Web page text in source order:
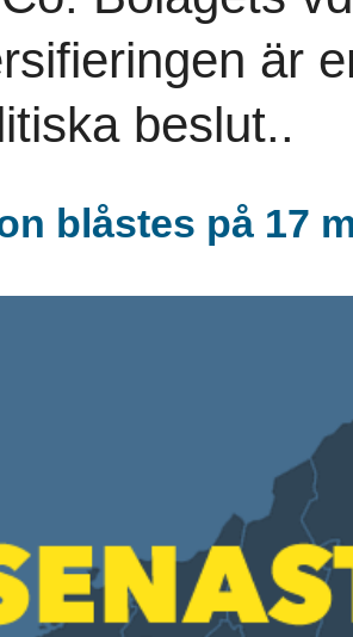
är
beslut..
blåstes på 17